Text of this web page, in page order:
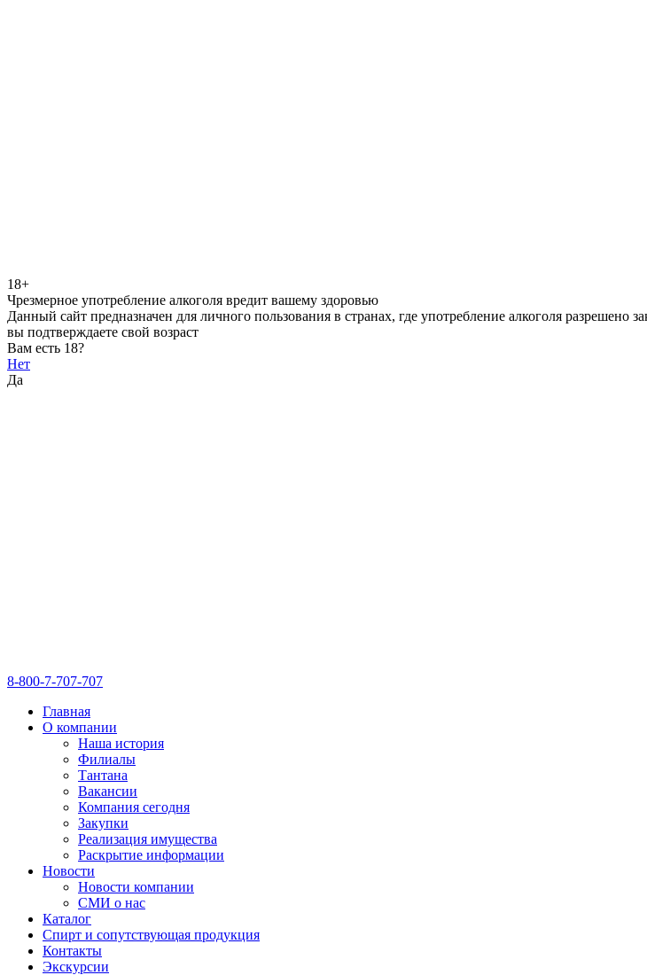
18+
Чрезмерное употребление алкоголя вредит вашему здоровью
Данный сайт предназначен для личного пользования в странах, где употребление алкоголя
вы подтверждаете свой возраст
Вам есть 18?
Нет
Да
8-800-7-707-707
Главная
О компании
Наша история
Филиалы
Тантана
Вакансии
Компания сегодня
Закупки
Реализация имущества
Раскрытие информации
Новости
Новости компании
СМИ о нас
Каталог
Спирт и сопутствующая продукция
Контакты
Экскурсии